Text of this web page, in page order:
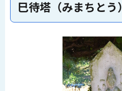
巳待塔（みまちとう）